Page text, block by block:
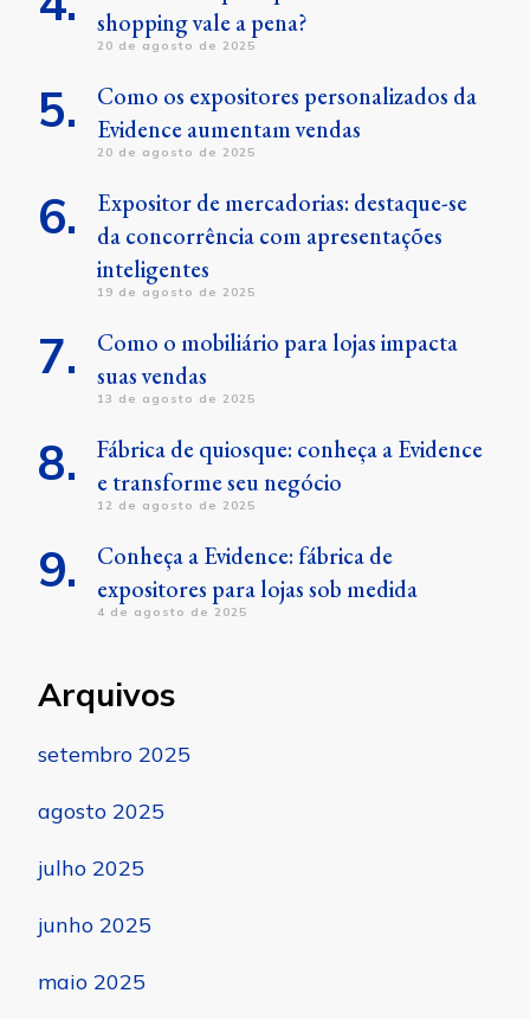
shopping vale a pena?
20 de agosto de 2025
Como os expositores personalizados da
Evidence aumentam vendas
20 de agosto de 2025
Expositor de mercadorias: destaque-se
da concorrência com apresentações
inteligentes
19 de agosto de 2025
Como o mobiliário para lojas impacta
suas vendas
13 de agosto de 2025
Fábrica de quiosque: conheça a Evidence
e transforme seu negócio
12 de agosto de 2025
Conheça a Evidence: fábrica de
expositores para lojas sob medida
4 de agosto de 2025
Arquivos
setembro 2025
agosto 2025
julho 2025
junho 2025
maio 2025